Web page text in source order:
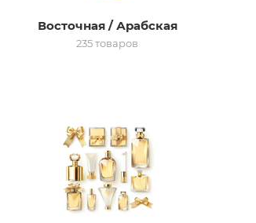
Восточная / Арабская
235 товаров